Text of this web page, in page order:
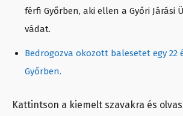
férfi Győrben, aki ellen a Győri Járási
vádat.
Bedrogozva okozott balesetet egy 22
Győrben.
Kattintson a kiemelt szavakra és